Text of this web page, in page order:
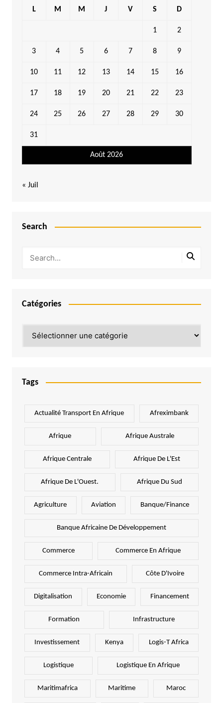
Août 2026
L M M J V S D
1 2
3 4 5 6 7 8 9
10 11 12 13 14 15 16
17 18 19 20 21 22 23
24 25 26 27 28 29 30
31
« Juil
Search
Catégories
Tags
Actualité Transport En Afrique Afreximbank
Afrique Afrique Australe
Afrique Centrale Afrique De L'Est
Afrique De L'Ouest. Afrique Du Sud
Agriculture Aviation Banque/Finance
Banque Africaine De Développement
Commerce Commerce En Afrique
Commerce Intra-Africain Côte D'Ivoire
Digitalisation Economie Financement
Formation Infrastructure
Investissement Kenya Logis-T Africa
Logistique Logistique En Afrique
Maritimafrica Maritime Maroc